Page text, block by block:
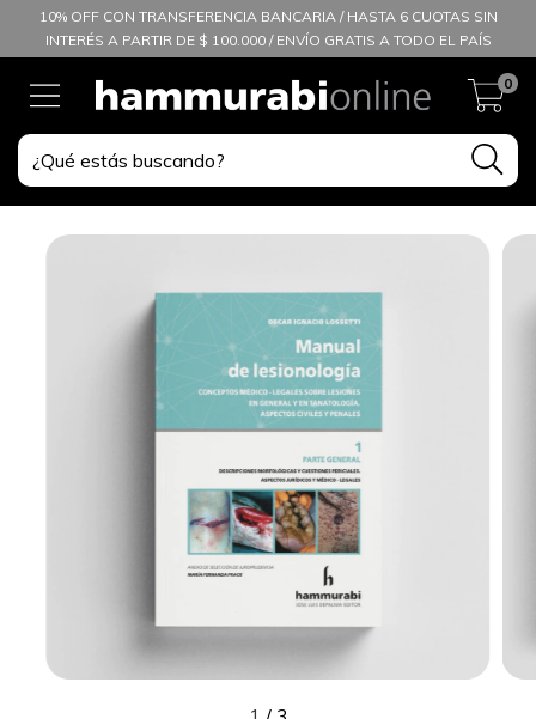
10% OFF CON TRANSFERENCIA BANCARIA / HASTA 6 CUOTAS SIN
INTERÉS A PARTIR DE $ 100.000 / ENVÍO GRATIS A TODO EL PAÍS
0